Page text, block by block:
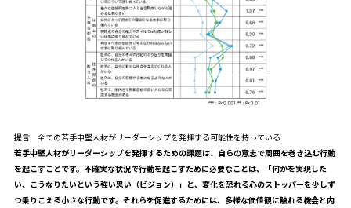
提言 全ての若手中堅人材がリーダーシップを発揮する可能性を持っている
若手中堅人材がリーダーシップを発揮するための課題は、自らの意志で周囲を巻き込む行動
を起こすことです。不確実な状況で行動を起こすために必要なことは、「何かを実現した
い、こうなりたいという強い思い（ビジョン）」と、変化を恐れる心のストッパーを少しず
つ乗りこえる小さな行動です。それらを促進するためには、多様な価値観に触れる機会と内